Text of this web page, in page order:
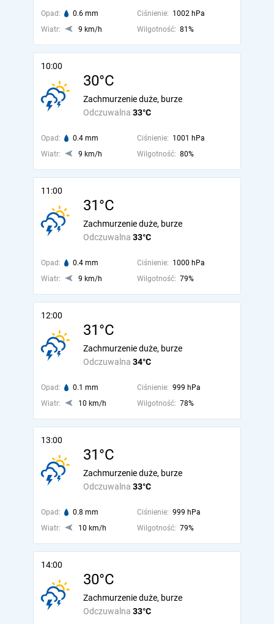
Opad: 0.6 mm Ciśnienie: 1002 hPa
Wiatr:
9 km/h Wilgotność: 81%
10:00
30°C
Odczuwalna 33°C
Zachmurzenie duże, burze
Opad: 0.4 mm Ciśnienie: 1001 hPa
Wiatr:
9 km/h Wilgotność: 80%
11:00
31°C
Odczuwalna 33°C
Zachmurzenie duże, burze
Opad: 0.4 mm Ciśnienie: 1000 hPa
Wiatr:
9 km/h Wilgotność: 79%
12:00
31°C
Odczuwalna 34°C
Zachmurzenie duże, burze
Opad: 0.1 mm Ciśnienie: 999 hPa
Wiatr:
10 km/h Wilgotność: 78%
13:00
31°C
Odczuwalna 33°C
Zachmurzenie duże, burze
Opad: 0.8 mm Ciśnienie: 999 hPa
Wiatr:
10 km/h Wilgotność: 79%
14:00
30°C
Odczuwalna 33°C
Zachmurzenie duże, burze